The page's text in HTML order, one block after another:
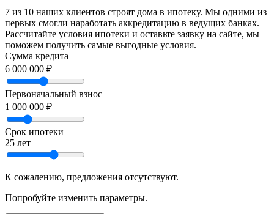
7 из 10 наших клиентов строят дома в ипотеку. Мы одними из
первых смогли наработать аккредитацию в ведущих банках.
Рассчитайте условия ипотеки и оставьте заявку на сайте, мы
поможем получить самые выгодные условия.
Сумма кредита
6 000 000 ₽
Первоначальный взнос
1 000 000 ₽
Срок ипотеки
25 лет
К сожалению, предложения отсутствуют.
Попробуйте изменить параметры.